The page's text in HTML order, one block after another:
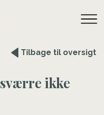
Tilbage til oversigt
ikke